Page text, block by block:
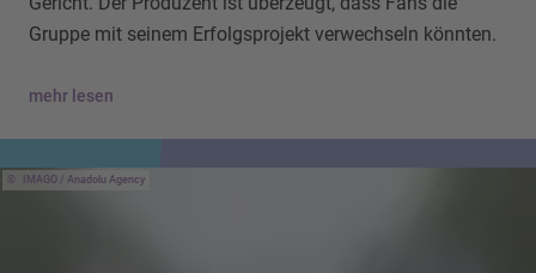
Gruppe mit seinem Erfolgsprojekt verwechseln könnten.
mehr lesen
IMAGO / Anadolu Agency